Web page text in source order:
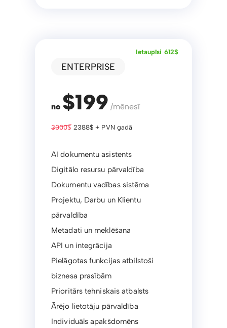
Ietaupīsi 612$
ENTERPRISE
no $199 /mēnesī
3000$2388$ + PVN gadā
AI dokumentu asistents
Digitālo resursu pārvaldība
Dokumentu vadības sistēma
Projektu, Darbu un Klientu
pārvaldība
Metadati un meklēšana
API un integrācija
Pielāgotas funkcijas atbilstoši
biznesa prasībām
Prioritārs tehniskais atbalsts
Ārējo lietotāju pārvaldība
Individuāls apakšdomēns